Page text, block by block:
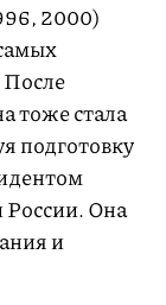
2000)
После
тоже стала
подготовку
России. Она
и